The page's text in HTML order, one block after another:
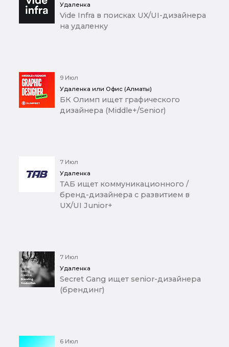
Удаленка
Vide Infra в поисках UX/UI-дизайнера
на удаленку
9 Июл
Удаленка или Офис (Алматы)
БК Олимп ищет графического
дизайнера (Middle+/Senior)
7 Июл
Удаленка
ТАБ ищет коммуникационного /
бренд-дизайнера с развитием в
UX/UI Junior+
7 Июл
Удаленка
Secret Gang ищет senior-дизайнера
(брендинг)
6 Июл